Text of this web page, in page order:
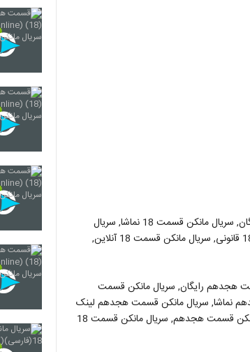
سریال مانکن قسمت 18, سریال مانکن قسمت 18 کامل, سریال مانکن قسمت 18 رایگان, سریال مانکن قسمت 18 نماشا, سریال
مانکن قسمت 18 اپارات, سریال مانکن قسمت 18 با حجم کم, سریال مانکن قسمت 18 قانونی, سریال مانکن قسمت 18 آنلاین,
هجدهم رایگان, سریال مانکن قسمت
نماشا, سریال مانکن قسمت هجدهم لینک
خرید, دانلود سریال مانکن قسمت هجدهم قانونی, سریال مانکن قسمت 18 سریال مانکن قسمت هجدهم, سریال مانکن قسمت 18